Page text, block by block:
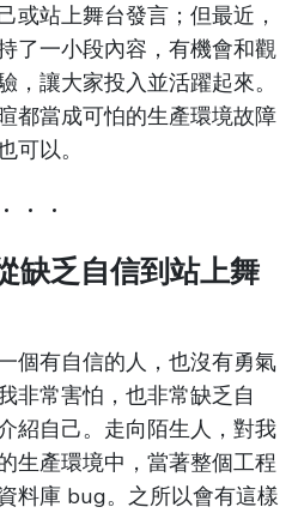
或站上舞台發言；但最近，
了一小段內容，有機會和觀
，讓大家投入並活躍起來。
都當成可怕的生產環境故障
可以。
缺乏自信到站上舞
個有自信的人，也沒有勇氣
非常害怕，也非常缺乏自
紹自己。走向陌生人，對我
生產環境中，當著整個工程
料庫 bug。之所以會有這樣